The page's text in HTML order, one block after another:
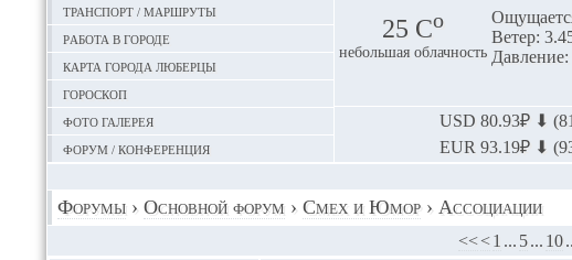
Транспорт / маршруты
Работа в городе
Карта города Люберцы
Гороскоп
Фото галерея
Форум / конференция
25 Сo
небольшая облачность
Ветер:
Давление:
USD 80.93₽ ⬇
EUR 93.19₽ ⬇
Форумы › Основной форум › Смех и Юмор › Ассоциации
<<<1 ... 5... 10